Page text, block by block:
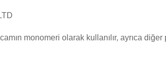
monomeri olarak kullanılır, ayrıca